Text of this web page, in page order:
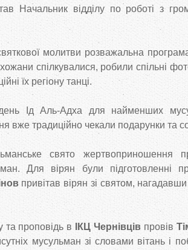
Начальник відділу по роботі з
молитви розважальна
спілкувалися, робили спільні
їх регіону танці.
Ід Аль-Адха для найменших
вже традиційно чекали подарунки та
свято жертвоприношення
Для вірян були підготовленні
привітав вірян зі святом,
та проповідь в ІКЦ Чернівцівпровів
мусульман зі словами вітань і